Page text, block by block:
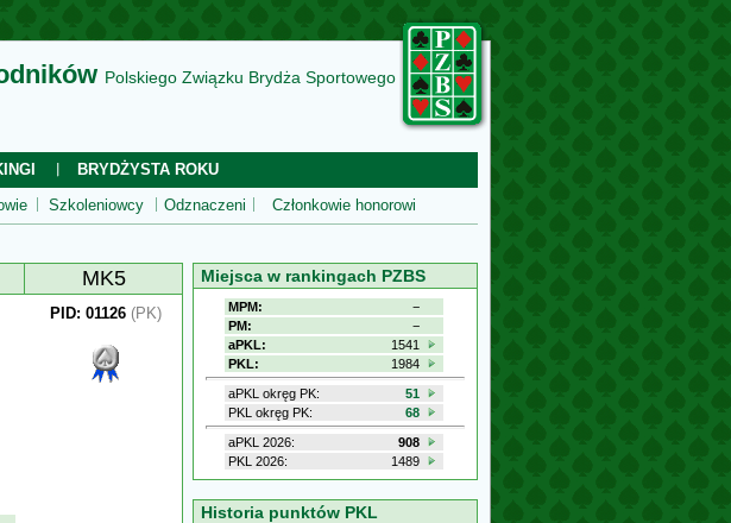
Polskiego Związku Brydża Sportowego
BRYDŻYSTA ROKU
Szkoleniowcy Odznaczeni Członkowie honorowi
MK5
PID: 01126 (PK)
Miejsca w rankingach PZBS
MPM:
−
PM:
−
aPKL:
1541
PKL:
1984
aPKL okręg PK:
51
PKL okręg PK:
68
aPKL 2026:
908
PKL 2026:
1489
Historia punktów PKL